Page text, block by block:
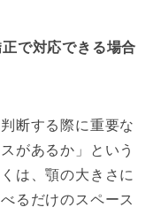
で対応できる場合
断する際に重要な
があるか」という
は、顎の大きさに
るだけのスペース